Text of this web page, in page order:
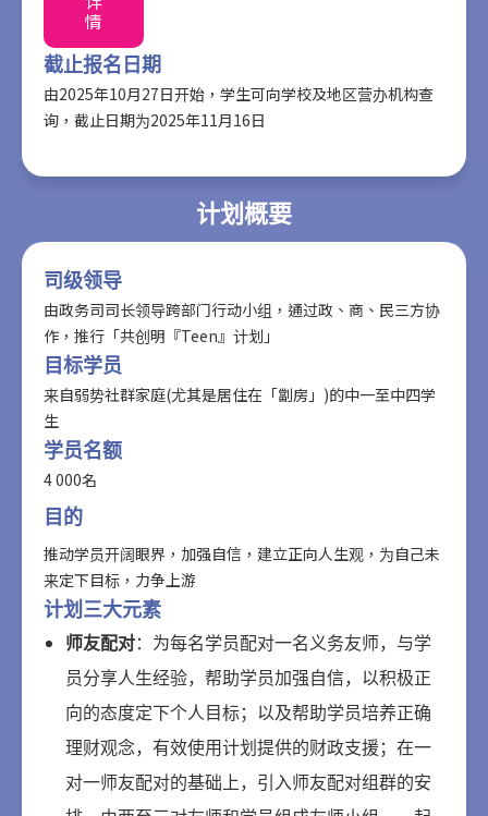
情
截止报名日期
由2025年10月27日开始，学生可向学校及地区营办机构查
询，截止日期为2025年11月16日
计划概要
司级领导
由政务司司长领导跨部门行动小组，通过政、商、民三方协
作，推行「共创明『Teen』计划」
目标学员
来自弱势社群家庭(尤其是居住在「劏房」)的中一至中四学
生
学员名额
4 000名
目的
推动学员开阔眼界，加强自信，建立正向人生观，为自己未
来定下目标，力争上游
计划三大元素
师友配对：为每名学员配对一名义务友师，与学
员分享人生经验，帮助学员加强自信，以积极正
向的态度定下个人目标；以及帮助学员培养正确
理财观念，有效使用计划提供的财政支援；在一
对一师友配对的基础上，引入师友配对组群的安